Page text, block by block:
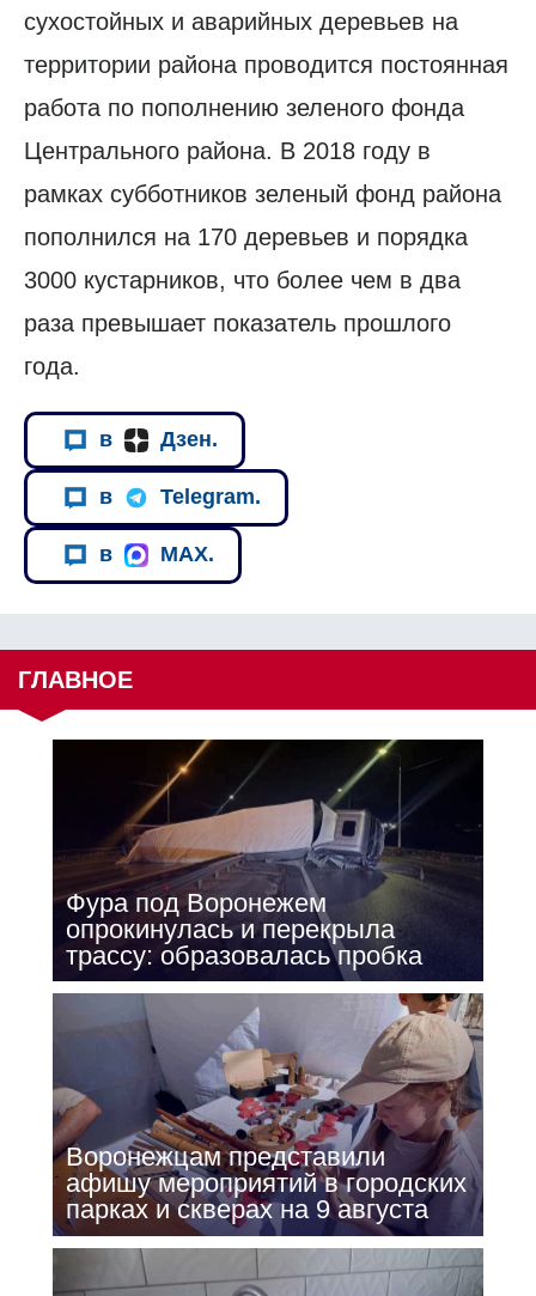
сухостойных и аварийных деревьев на
территории района проводится постоянная
работа по пополнению зеленого фонда
Центрального района. В 2018 году в
рамках субботников зеленый фонд района
пополнился на 170 деревьев и порядка
3000 кустарников, что более чем в два
раза превышает показатель прошлого
года.
в Дзен.
в Telegram.
в MAX.
ГЛАВНОЕ
Фура под Воронежем
опрокинулась и перекрыла
трассу: образовалась пробка
Воронежцам представили
афишу мероприятий в городских
парках и скверах на 9 августа